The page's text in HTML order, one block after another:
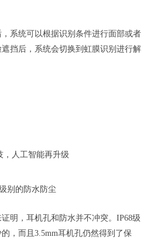
系统可以根据识别条件进行面部或者
挡后，系统会切换到虹膜识别进行解
别的防水防尘
明，耳机孔和防水并不冲突。IP68级
，而且3.5mm耳机孔仍然得到了保